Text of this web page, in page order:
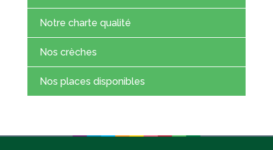
Notre charte qualité
Nos crèches
Nos places disponibles